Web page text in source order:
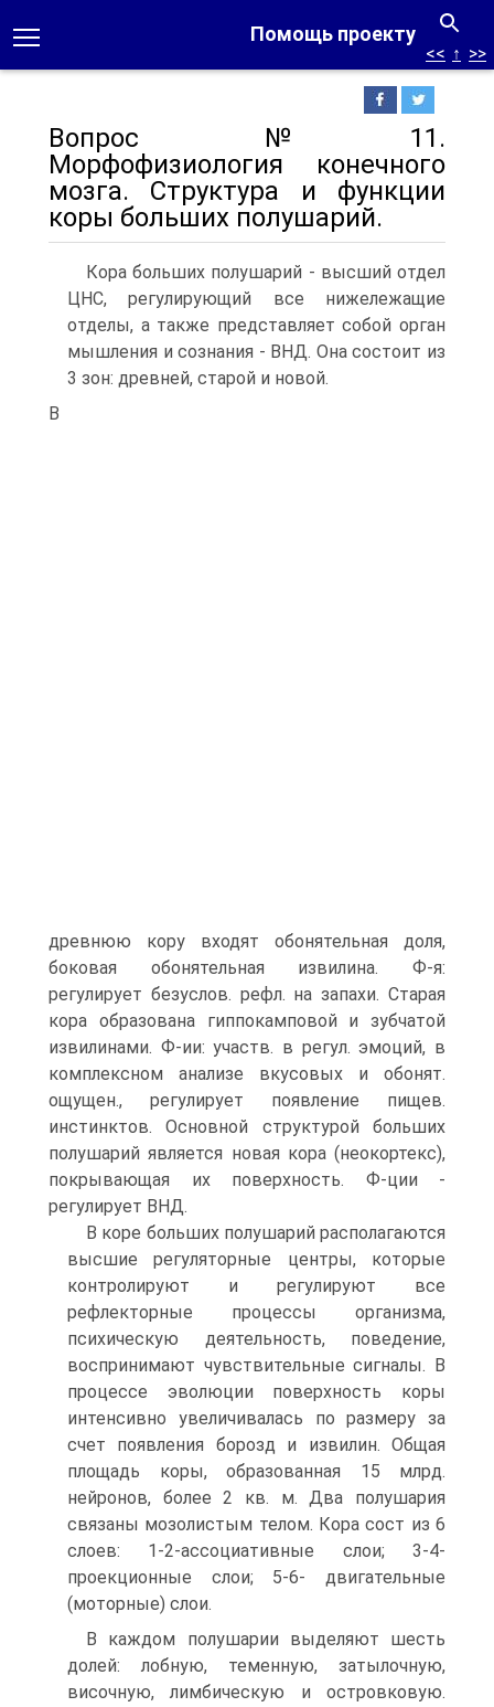
Помощь проекту
<< ↑ >>
Вопрос №11.
Морфофизиология конечного
мозга. Структура и функции
коры больших полушарий.
Кора больших полушарий - высший отдел
ЦНС, регулирующий все нижележащие
отделы, а также представляет собой орган
мышления и сознания - ВНД. Она состоит из
3 зон: древней, старой и новой.
В
древнюю кору входят обонятельная доля,
боковая обонятельная извилина. Ф-я:
регулирует безуслов. рефл. на запахи. Старая
кора образована гиппокамповой и зубчатой
извилинами. Ф-ии: участв. в регул. эмоций, в
комплексном анализе вкусовых и обонят.
ощущен., регулирует появление пищев.
инстинктов. Основной структурой больших
полушарий является новая кора (неокортекс),
покрывающая их поверхность. Ф-ции -
регулирует ВНД.
В коре больших полушарий располагаются
высшие регуляторные центры, которые
контролируют и регулируют все
рефлекторные процессы организма,
психическую деятельность, поведение,
воспринимают чувствительные сигналы. В
процессе эволюции поверхность коры
интенсивно увеличивалась по размеру за
счет появления борозд и извилин. Общая
площадь коры, образованная 15 млрд.
нейронов, более 2 кв. м. Два полушария
связаны мозолистым телом. Кора сост из 6
слоев: 1-2-ассоциативные слои; 3-4-
проекционные слои; 5-6- двигательные
(моторные) слои.
В каждом полушарии выделяют шесть
долей: лобную, теменную, затылочную,
височную, лимбическую и островковую.